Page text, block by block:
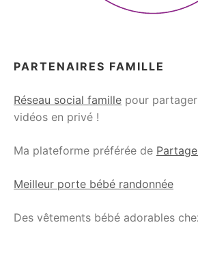
PARTENAIRES FAMILLE
Réseau social famille pour
vidéos en privé !
Ma plateforme préférée de
Meilleur porte bébé randonnée
Des vêtements bébé adorables